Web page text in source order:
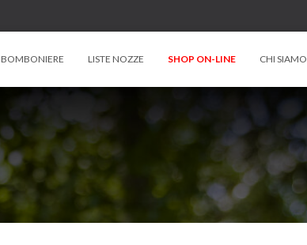
BOMBONIERE LISTE NOZZE SHOP ON-LINE CHI SIAMO